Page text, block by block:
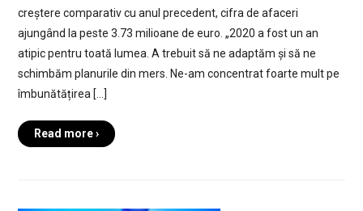
creștere comparativ cu anul precedent, cifra de afaceri
ajungând la peste 3.73 milioane de euro. „2020 a fost un an
atipic pentru toată lumea. A trebuit să ne adaptăm și să ne
schimbăm planurile din mers. Ne-am concentrat foarte mult pe
îmbunătățirea […]
Read more ›